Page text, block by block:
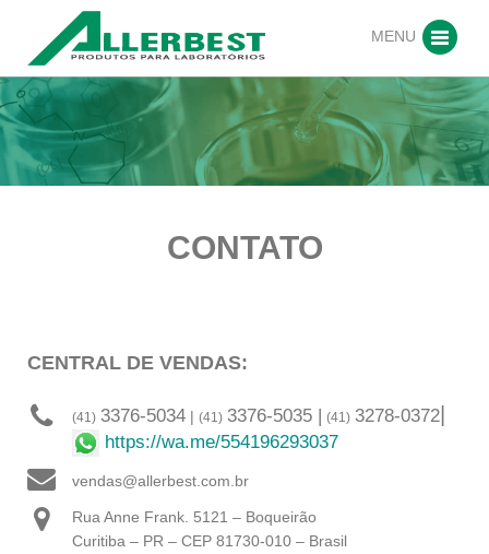
MENU
CONTATO
CENTRAL DE VENDAS:
(41) 3376-5034 | (41) 3376-5035 | (41) 3278-0372
https://wa.me/554196293037
vendas@allerbest.com.br
Rua Anne Frank. 5121 – Boqueirão
Curitiba – PR – CEP 81730-010 – Brasil